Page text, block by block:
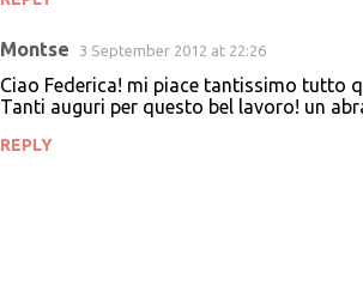
Montse 3 September 2012 at 22:26
Ciao Federica! mi piace tantissimo tutto
Tanti auguri per questo bel lavoro! un
REPLY